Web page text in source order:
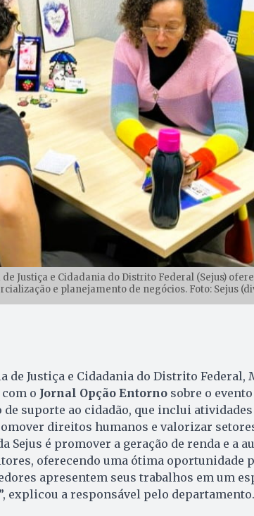
Justiça e Cidadania do Distrito Federal (Sejus)
e planejamento de negócios. Foto: Sejus
de Justiça e Cidadania do Distrito Federal,
o Jornal Opção Entornosobre o evento
suporte ao cidadão, que inclui
direitos humanos e valorizar
Sejus é promover a geração de renda e a
oferecendo uma ótima oportunidade
apresentem seus trabalhos em um
explicou a responsável pelo departamento.